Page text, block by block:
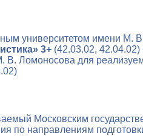
университетом имени М.
3+ (42.03.02, 42.04.02)
В. Ломоносова для
Московским
по направлениям